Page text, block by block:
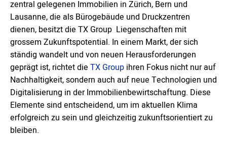
zentral gelegenen Immobilien in Zürich, Bern und
Lausanne, die als Bürogebäude und Druckzentren
dienen, besitzt die TX Group Liegenschaften mit
grossem Zukunftspotential. In einem Markt, der sich
ständig wandelt und von neuen Herausforderungen
geprägt ist, richtet die TX Group ihren Fokus nicht nur auf
Nachhaltigkeit, sondern auch auf neue Technologien und
Digitalisierung in der Immobilienbewirtschaftung. Diese
Elemente sind entscheidend, um im aktuellen Klima
erfolgreich zu sein und gleichzeitig zukunftsorientiert zu
bleiben.